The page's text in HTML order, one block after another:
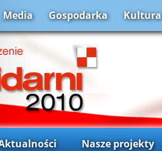
Media Gospodarka Kultura
Nasze projekty